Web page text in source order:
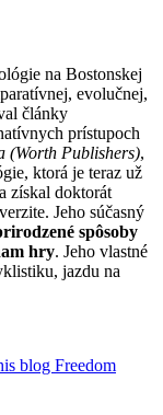
na Bostonskej
evolučnej,
články
prístupoch
(Worth Publishers),
ktorá je teraz už
získal doktorát
Jeho súčasný
spôsoby
hry. Jeho vlastné
jazdu na
blog Freedom